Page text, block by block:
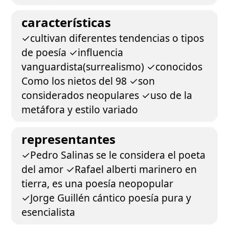
características
✓cultivan diferentes tendencias o tipos
de poesía ✓influencia
vanguardista(surrealismo) ✓conocidos
Como los nietos del 98 ✓son
considerados neopulares ✓uso de la
metáfora y estilo variado
representantes
✓Pedro Salinas se le considera el poeta
del amor ✓Rafael alberti marinero en
tierra, es una poesía neopopular
✓Jorge Guillén cántico poesía pura y
esencialista